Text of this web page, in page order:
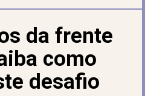
da frente
como
desafio